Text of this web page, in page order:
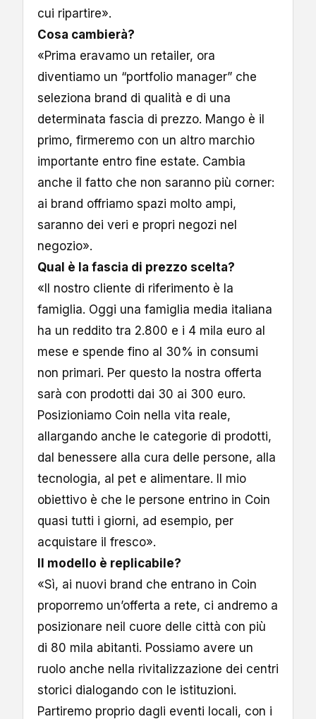
cui ripartire».
Cosa cambierà?
«Prima eravamo un retailer, ora
diventiamo un “portfolio manager” che
seleziona brand di qualità e di una
determinata fascia di prezzo. Mango è il
primo, firmeremo con un altro marchio
importante entro fine estate. Cambia
anche il fatto che non saranno più corner:
ai brand offriamo spazi molto ampi,
saranno dei veri e propri negozi nel
negozio».
Qual è la fascia di prezzo scelta?
«Il nostro cliente di riferimento è la
famiglia. Oggi una famiglia media italiana
ha un reddito tra 2.800 e i 4 mila euro al
mese e spende fino al 30% in consumi
non primari. Per questo la nostra offerta
sarà con prodotti dai 30 ai 300 euro.
Posizioniamo Coin nella vita reale,
allargando anche le categorie di prodotti,
dal benessere alla cura delle persone, alla
tecnologia, al pet e alimentare. Il mio
obiettivo è che le persone entrino in Coin
quasi tutti i giorni, ad esempio, per
acquistare il fresco».
Il modello è replicabile?
«Sì, ai nuovi brand che entrano in Coin
proporremo un’offerta a rete, ci andremo a
posizionare neil cuore delle città con più
di 80 mila abitanti. Possiamo avere un
ruolo anche nella rivitalizzazione dei centri
storici dialogando con le istituzioni.
Partiremo proprio dagli eventi locali, con i